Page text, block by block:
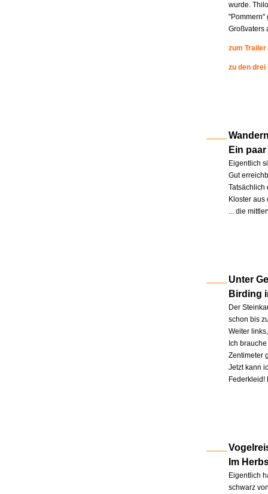
wurde.
"Pommern"
Großvaters
zum Trailer
zu den
Ein
Eigentlich
Gut
Tatsächlich
Kloster
... die
Unter
Birding
Der
schon bis
Weiter
Ich
Zentimeter
Jetzt kann
Im
Eigentlich
schwarz